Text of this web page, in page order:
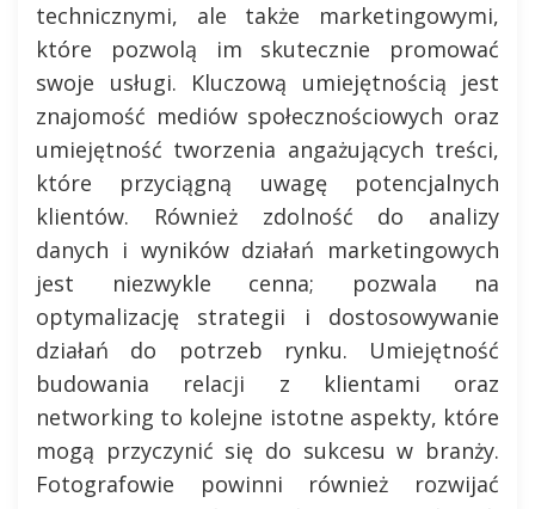
technicznymi, ale także marketingowymi,
które pozwolą im skutecznie promować
swoje usługi. Kluczową umiejętnością jest
znajomość mediów społecznościowych oraz
umiejętność tworzenia angażujących treści,
które przyciągną uwagę potencjalnych
klientów. Również zdolność do analizy
danych i wyników działań marketingowych
jest niezwykle cenna; pozwala na
optymalizację strategii i dostosowywanie
działań do potrzeb rynku. Umiejętność
budowania relacji z klientami oraz
networking to kolejne istotne aspekty, które
mogą przyczynić się do sukcesu w branży.
Fotografowie powinni również rozwijać